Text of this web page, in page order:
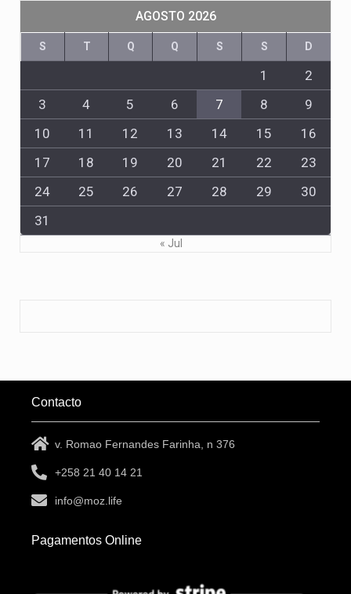
AGOSTO 2026
S T Q Q S S D
1
2
3
4 5 6 7 8
9
10
11 12 13 14 15
16
17
18 19 20 21 22
23
24
25 26 27 28 29
30
31
« Jul
Contacto
v. Romao Fernandes Farinha, n 376
+258 21 40 14 21
info@moz.life
Pagamentos Online